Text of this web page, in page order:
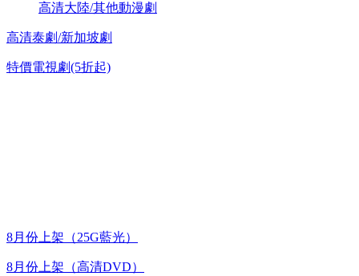
高清大陸/其他動漫劇
高清泰劇/新加坡劇
特價電視劇(5折起)
8月份上架（25G藍光）
8月份上架（高清DVD）